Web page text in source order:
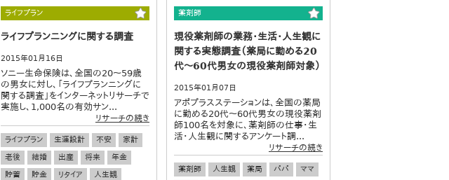
ライフプラン
ライフプランニングに関する調査
2015年01月16日
ソニー生命保険は、全国の20～59歳
の男女に対し、「ライフプランニングに
関する調査」をインターネットリサーチで
実施し、1,000名の有効サン...
リサーチの続き
ライフプラン 生涯設計 不安
家計
老後
結婚 出産 将来
年金
貯蓄
貯金 リタイア 人生観
薬剤師
現役薬剤師の業務・生活・人生観に
関する実態調査（薬局に勤める20
代～60代男女の現役薬剤師対象）
2015年01月07日
アポプラスステーションは、全国の薬局
に勤める20代～60代男女の現役薬剤
師100名を対象に、薬剤師の仕事・生
活・人生観に関するアンケート調...
リサーチの続き
薬剤師 人生観 薬局 パパ
ママ